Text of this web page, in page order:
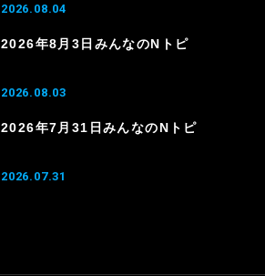
2026.08.04
2026年8月3日みんなのNトピ
2026.08.03
2026年7月31日みんなのNトピ
2026.07.31